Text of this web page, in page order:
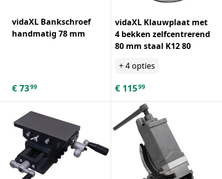
vidaXL Bankschroef
handmatig 78 mm
€ 7399
vidaXL Klauwplaat met
4 bekken zelfcentrerend
80 mm staal K12 80
+4opties
€ 11599